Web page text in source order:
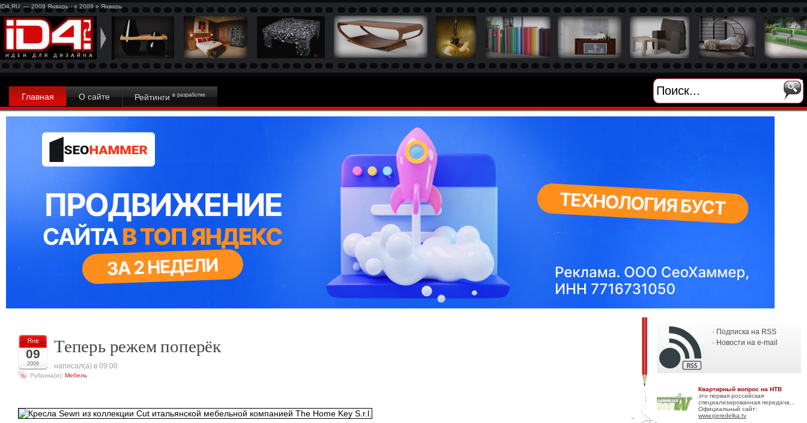
ID4.RU — 2009 Январь - » 2009 » Январь
Главная О сайте Рейтинги в разработке
Янв
09
2009
Теперь режем поперёк
написал(а) в 09:00
Рубрика(и): Мебель
· Подписка на RSS
· Новости на e-mail
Квартирный вопрос на НТВ
это первая российская
специализированная передача...
Официальный сайт:
www.peredelka.tv